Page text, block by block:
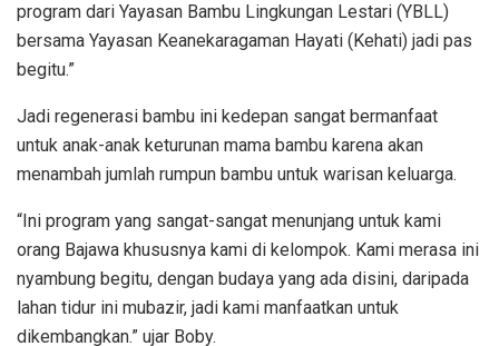
program dari Yayasan Bambu Lingkungan Lestari (YBLL)
bersama Yayasan Keanekaragaman Hayati (Kehati) jadi pas
begitu.”
Jadi regenerasi bambu ini kedepan sangat bermanfaat
untuk anak-anak keturunan mama bambu karena akan
menambah jumlah rumpun bambu untuk warisan keluarga.
“Ini program yang sangat-sangat menunjang untuk kami
orang Bajawa khususnya kami di kelompok. Kami merasa ini
nyambung begitu, dengan budaya yang ada disini, daripada
lahan tidur ini mubazir, jadi kami manfaatkan untuk
dikembangkan.” ujar Boby.